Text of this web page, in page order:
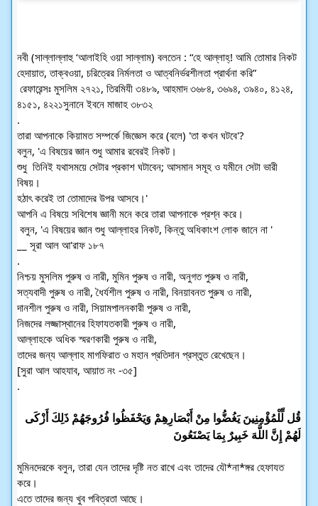
নবী (সাল্লাল্লাহু ‘আলাইহি ওয়া সাল্লাম) বলতেন : “হে আল্লাহ্‌! আমি তোমার নিকট
হেদায়াত, তাক্বওয়া, চরিত্রের নির্মলতা ও আত্বনির্ভরশীলতা প্রার্থনা করি”
৪১৫১, ৪২২১সুনানে ইবনে মাজাহ ৩৮৩২
.
তারা আপনাকে কিয়ামত সম্পর্কে জিজ্ঞেস করে (বলে) 'তা কখন ঘটবে'?
বলুন, 'এ বিষয়ের জ্ঞান শুধু আমার রবেরই নিকট।
শুধু  তিনিই যথাসময়ে সেটার প্রকাশ ঘটাবেন; আসমান সমূহ ও যমীনে সেটা ভারী
বিষয়।
হঠাৎ করেই তা তোমাদের উপর আসবে।'
আপনি এ বিষয়ে সবিশেষ জ্ঞানী মনে করে তারা আপনাকে প্রশ্ন করে।
বলুন, 'এ বিষয়ের জ্ঞান শুধু আল্লাহর নিকট, কিন্তু অধিকাংশ লোক জানে না '
__ সূরা আল আ'রাফ ১৮৭
.
নিশ্চয় মুসলিম পুরুষ ও নারী, মুমিন পুরুষ ও নারী, অনুগত পুরুষ ও নারী,
সত্যবাদী পুরুষ ও নারী, ধৈর্যশীল পুরুষ ও নারী, বিনয়াবনত পুরুষ ও নারী,
দানশীল পুরুষ ও নারী, সিয়ামপালনকারী পুরুষ ও নারী,
নিজদের লজ্জাস্থানের হিফাযতকারী পুরুষ ও নারী,
আল্লাহকে অধিক স্মরণকারী পুরুষ ও নারী,
তাদের জন্য আল্লাহ মাগফিরাত ও মহান প্রতিদান প্রস্তুত রেখেছেন।
[সুরা আল আহযাব, আয়াত নং -৩৫]
.
لَهُمْ إِنَّ اللَّهَ خَبِيرٌ بِمَا يَصْنَعُونَ
মুমিনদেরকে বলুন, তারা যেন তাদের দৃষ্টি নত রাখে এবং তাদের যৌ*না*ঙ্গর হেফাযত
করে।
এতে তাদের জন্য খুব পবিত্রতা আছে।